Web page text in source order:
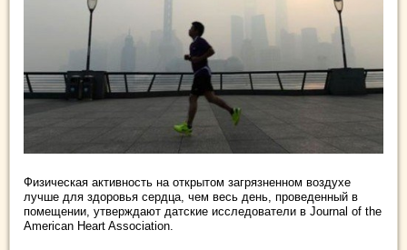
Физическая активность на открытом загрязненном воздухе
лучше для здоровья сердца, чем весь день, проведенный в
помещении, утверждают датские исследователи в Journal of the
American Heart Association.